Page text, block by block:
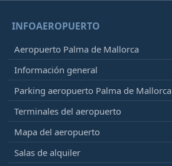
INFOAEROPUERTO
Aeropuerto Palma de Mallorca
Información general
Parking aeropuerto Palma de Mallorca
Terminales del aeropuerto
Mapa del aeropuerto
Salas de alquiler